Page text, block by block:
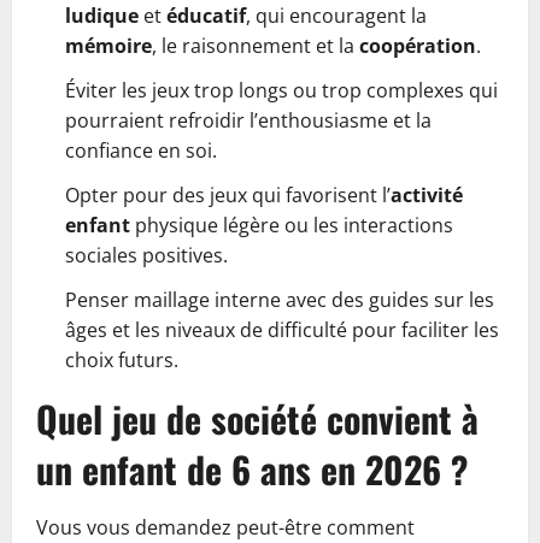
ludique etéducatif, qui encouragent la
mémoire, le raisonnement et la coopération.
Éviter les jeux trop longs ou trop complexes qui
pourraient refroidir l’enthousiasme et la
confiance en soi.
Opter pour des jeux qui favorisent l’activité
enfant physique légère ou les interactions
sociales positives.
Penser maillage interne avec des guides sur les
âges et les niveaux de difficulté pour faciliter les
choix futurs.
Quel jeu de société convient à
un enfant de 6 ans en 2026 ?
Vous vous demandez peut-être comment